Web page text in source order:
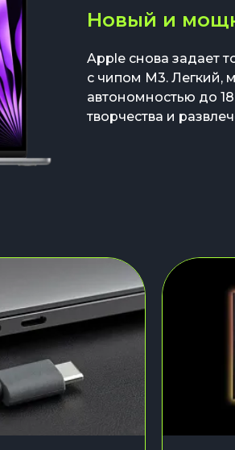
Новый и
Apple снова задает
с чипом M3. Легкий,
автономностью до
творчества и